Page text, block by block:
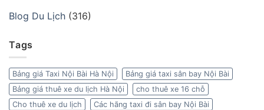
Blog Du Lịch (316)
Tags
Bảng giá Taxi Nội Bài Hà Nội
Bảng giá taxi sân bay Nội Bài
Bảng giá thuê xe du lịch Hà Nội
cho thuê xe 16 chỗ
Cho thuê xe du lịch
Các hãng taxi đi sân bay Nội Bài